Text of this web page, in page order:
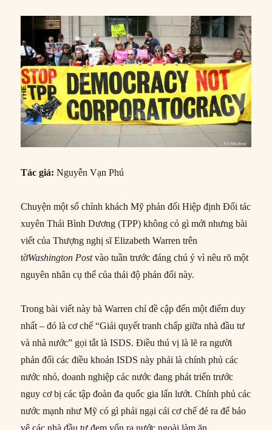
Tác giả: Nguyễn Vạn Phú
Chuyện một số chính khách Mỹ phản đối Hiệp định Đối tác
xuyên Thái Bình Dương (TPP) không có gì mới nhưng bài
viết của Thượng nghị sĩ Elizabeth Warren trên
tờWashington Postvào tuần trước đáng chú ý vì nêu rõ một
nguyên nhân cụ thể của thái độ phản đối này.
Trong bài viết này bà Warren chỉ đề cập đến một điểm duy
nhất – đó là cơ chế “Giải quyết tranh chấp giữa nhà đầu tư
và nhà nước” gọi tắt là ISDS. Điều thú vị là lẽ ra người
phản đối các điều khoản ISDS này phải là chính phủ các
nước nhỏ, doanh nghiệp các nước đang phát triển trước
nguy cơ bị các tập đoàn đa quốc gia lấn lướt. Chính phủ các
nước mạnh như Mỹ có gì phải ngại cái cơ chế đẻ ra để bảo